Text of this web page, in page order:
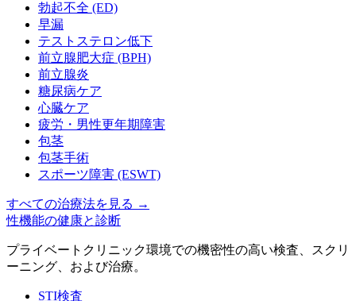
勃起不全 (ED)
早漏
テストステロン低下
前立腺肥大症 (BPH)
前立腺炎
糖尿病ケア
心臓ケア
疲労・男性更年期障害
包茎
包茎手術
スポーツ障害 (ESWT)
すべての治療法を見る →
性機能の健康と診断
プライベートクリニック環境での機密性の高い検査、スクリ
ーニング、および治療。
STI検査